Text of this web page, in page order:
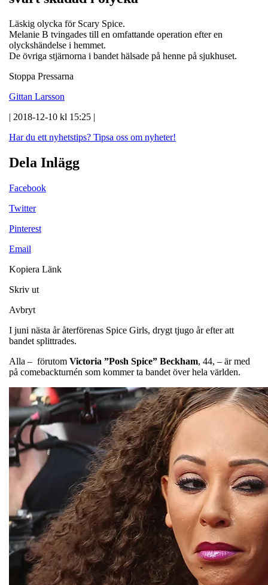
Läskig olycka för Scary Spice.
Melanie B tvingades till en omfattande operation efter en
olyckshändelse i hemmet.
De övriga stjärnorna i bandet hälsade på henne på sjukhuset.
Stoppa Pressarna
Gittan Larsson
| 2018-12-10 kl 15:25 |
Har du ett nyhetstips? Tipsa oss om nyheter!
Dela Inlägg
Facebook
Twitter
Pinterest
Email
Kopiera Länk
Skriv ut
Avbryt
I juni nästa år återförenas Spice Girls, drygt tjugo år efter att
bandet splittrades.
Alla – förutom Victoria ”Posh Spice” Beckham, 44, – är med
på comebackturnén som kommer ta bandet över hela världen.